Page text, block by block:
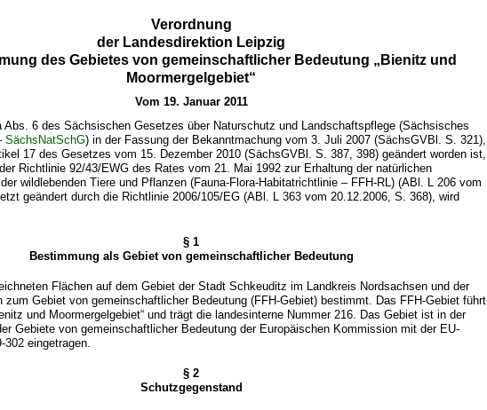
Verordnung
der Landesdirektion Leipzig
des Gebietes von gemeinschaftlicher Bedeutung „Bienitz und
Moormergelgebiet“
Vom 19. Januar 2011
Abs. 6 des Sächsischen Gesetzes über Naturschutz und Landschaftspflege (Sächsisches
SächsNatSchG) in der Fassung der Bekanntmachung vom 3. Juli 2007 (SächsGVBl. S. 321),
17 des Gesetzes vom 15. Dezember 2010 (SächsGVBl. S. 387, 398) geändert worden ist,
Richtlinie 92/43/EWG des Rates vom 21. Mai 1992 zur Erhaltung der natürlichen
wildlebenden Tiere und Pflanzen (Fauna-Flora-Habitatrichtlinie – FFH-RL) (ABl. L 206 vom
geändert durch die Richtlinie 2006/105/EG (ABl. L 363 vom 20.12.2006, S. 368), wird
§ 1
Bestimmung als Gebiet von gemeinschaftlicher Bedeutung
Flächen auf dem Gebiet der Stadt Schkeuditz im Landkreis Nordsachsen und der
zum Gebiet von gemeinschaftlicher Bedeutung (FFH-Gebiet) bestimmt. Das FFH-Gebiet führt
und Moormergelgebiet“ und trägt die landesinterne Nummer 216. Das Gebiet ist in der
Gebiete von gemeinschaftlicher Bedeutung der Europäischen Kommission mit der EU-
302 eingetragen.
§ 2
Schutzgegenstand